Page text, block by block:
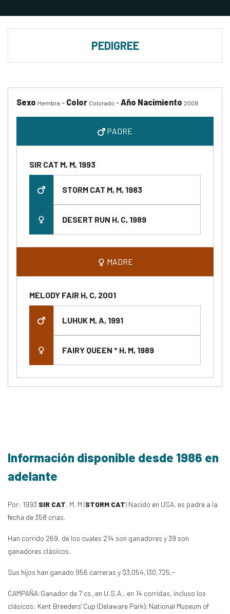
PEDIGREE
Sexo Hembra - Color Colorado -Año Nacimiento 2009
PADRE
SIR CAT M, M, 1993
STORM CAT M, M, 1983
DESERT RUN H, C, 1989
MADRE
MELODY FAIR H, C, 2001
LUHUK M, A, 1991
FAIRY QUEEN * H, M, 1989
Información disponible desde 1986 en
adelante
Por: 1993 SIR CAT, M, M (STORM CAT) Nacido en USA, es padre a la
fecha de 358 crías.
Han corrido 269, de los cuales 214 son ganadores y 39 son
ganadores clásicos.
Sus hijos han ganado 956 carreras y $3,054,130,725.-
CAMPAÑA:Ganador de 7 cs.,en U.S.A., en 14 corridas, incluso los
clásicos: Kent Breeders' Cup (Delaware Park); National Museum of